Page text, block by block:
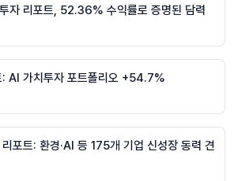
자 리포트, 52.36% 수익률로 증명된 담력
: AI 가치투자 포트폴리오 +54.7%
포트: 환경·AI 등 175개 기업 신성장 동력 견